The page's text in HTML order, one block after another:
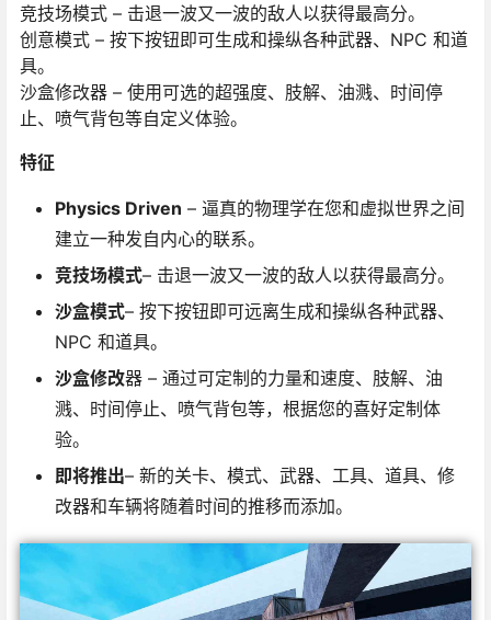
竞技场模式 – 击退一波又一波的敌人以获得最高分。
创意模式 – 按下按钮即可生成和操纵各种武器、NPC 和道
具。
沙盒修改器 – 使用可选的超强度、肢解、油溅、时间停
止、喷气背包等自定义体验。
特征
Physics Driven – 逼真的物理学在您和虚拟世界之间
建立一种发自内心的联系。
竞技场模式– 击退一波又一波的敌人以获得最高分。
沙盒模式– 按下按钮即可远离生成和操纵各种武器、
NPC 和道具。
沙盒修改器 – 通过可定制的力量和速度、肢解、油
溅、时间停止、喷气背包等，根据您的喜好定制体
验。
即将推出– 新的关卡、模式、武器、工具、道具、修
改器和车辆将随着时间的推移而添加。